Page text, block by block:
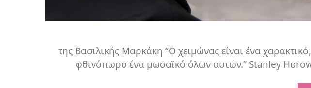
της Βασιλικής Μαρκάκη “Ο χειμώνας είναι ένα
φθινόπωρο ένα μωσαϊκό όλων αυτών.“ Stanley